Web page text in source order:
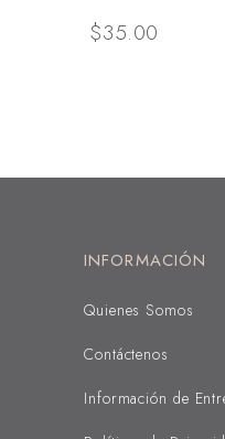
$35.00
INFORMACIÓN
Quienes Somos
Contáctenos
Información de